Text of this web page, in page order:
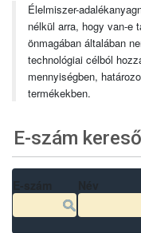
Élelmiszer-
nélkül arra, hogy van-e
önmagában általában
technológiai célból
mennyiségben,
termékekben.
E-szám kereső